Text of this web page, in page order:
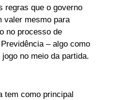
regras que o governo
valer mesmo para
no processo de
– algo como
no meio da partida.
tem como principal